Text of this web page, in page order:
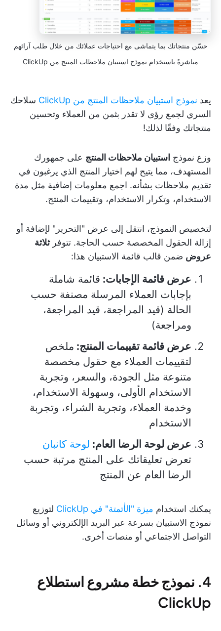
حسّن منتجاتك بما يتماشى مع احتياجات عملائك من خلال طلب آرائهم
مباشرةً باستخدام نموذج استبيان ملاحظات المنتج من ClickUp
يعد نموذج استبيان ملاحظات المنتج من ClickUp
سلاحك
السري لجمع رؤى لا تقدر بثمن من العملاء وتحسين
منتجاتك وفقًا لذلك!
وزع نموذج استبيان ملاحظات المنتج على جمهورك
المستهدف، مما يتيح لهم اختيار المنتج الذي يرغبون في
تقديم ملاحظات بشأنه. اجمع معلومات إضافية مثل مدة
الاستخدام، وتكرار الاستخدام، وتقييمات المنتج.
لتخصيص النموذج، انتقل إلى عرض "التحرير" لإضافة أو
إزالة الحقول المخصصة حسب الحاجة. تتوفرثلاثة
عروض ضمن قالب قائمة الاستبيان هذا:
عرض قائمة الإجابات: قائمة شاملة
بإجابات العملاء المرسلة مصنفة حسب
الحالة (قيد المراجعة، قيد المراجعة،
ومراجعة)
عرض قائمة تقييمات المنتج: ملخص
لتقييمات العملاء مع حقول مخصصة
متنوعة مثل الجودة، والسعر، وتجربة
الاستخدام الأولى، وسهولة الاستخدام،
وخدمة العملاء، وتجربة الشراء، وتجربة
الاستخدام
عرض لوحة الرضا العام: لوحة كانبان
تعرض تعليقاتك على المنتج مرتبة حسب
الرضا العام عن المنتج
يمكنك استخدام ميزة "الأتمتة" في ClickUp
لتوزيع
نموذج الاستبيان بسرعة عبر البريد الإلكتروني أو وسائل
التواصل الاجتماعي أو منصات أخرى.
4. نموذج خطة مشروع استطلاع
ClickUp